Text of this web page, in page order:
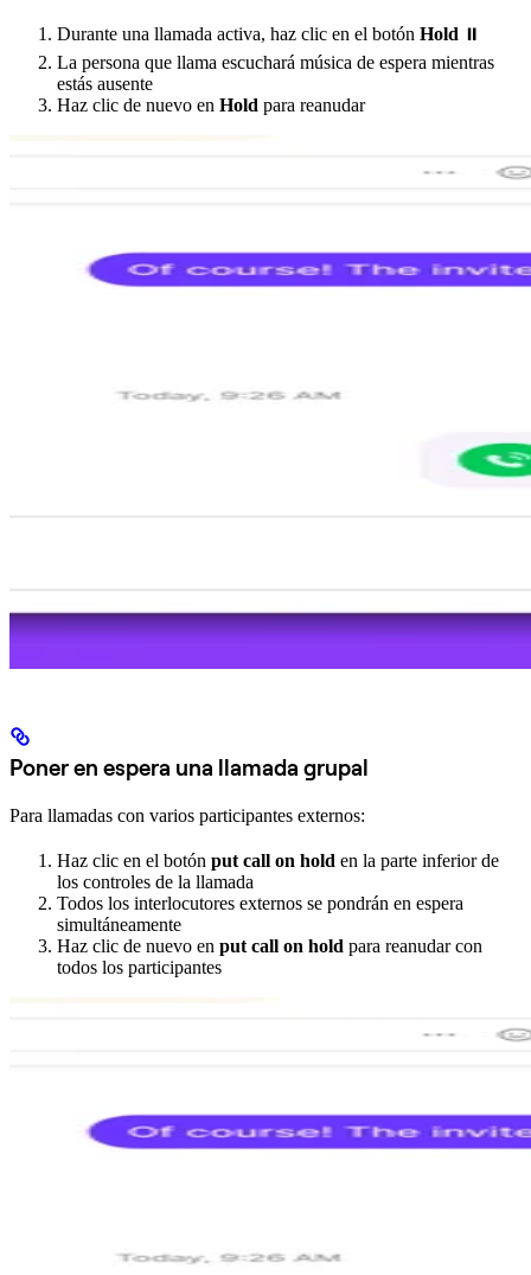
Durante una llamada activa, haz clic en el botón Hold ⏸️
La persona que llama escuchará música de espera mientras
estás ausente
Haz clic de nuevo en Hold para reanudar
Poner en espera una llamada grupal
Para llamadas con varios participantes externos:
Haz clic en el botón put call on hold en la parte inferior de
los controles de la llamada
Todos los interlocutores externos se pondrán en espera
simultáneamente
Haz clic de nuevo en put call on hold para reanudar con
todos los participantes